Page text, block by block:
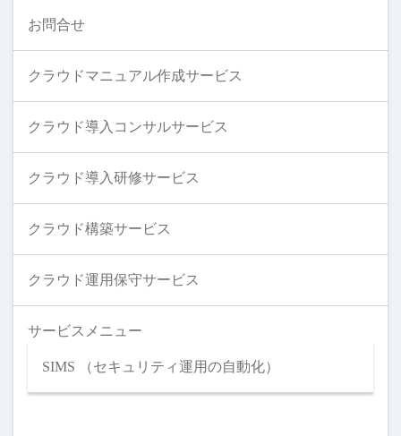
お問合せ
クラウドマニュアル作成サービス
クラウド導入コンサルサービス
クラウド導入研修サービス
クラウド構築サービス
クラウド運用保守サービス
サービスメニュー
SIMS （セキュリティ運用の自動化）